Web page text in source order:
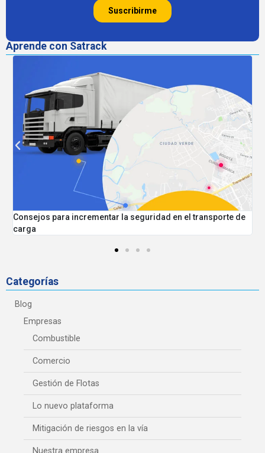
Aprende con Satrack
Consejos para incrementar la seguridad en el transporte de
carga
Categorías
Blog
Empresas
Combustible
Comercio
Gestión de Flotas
Lo nuevo plataforma
Mitigación de riesgos en la vía
Nuestra empresa